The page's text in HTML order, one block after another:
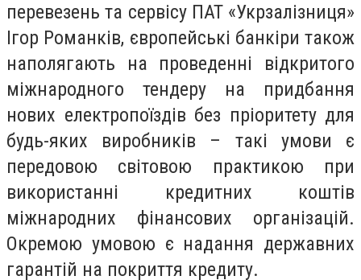
перевезень та сервісу ПАТ «Укрзалізниця»
Ігор Романків, європейські банкіри також
наполягають на проведенні відкритого
міжнародного тендеру на придбання
нових електропоїздів без пріоритету для
будь-яких виробників – такі умови є
передовою світовою практикою при
використанні кредитних коштів
міжнародних фінансових організацій.
Окремою умовою є надання державних
гарантій на покриття кредиту.